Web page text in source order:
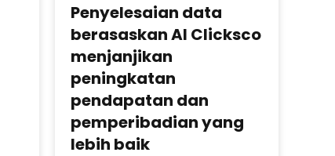
Penyelesaian data
berasaskan AI Clicksco
menjanjikan
peningkatan
pendapatan dan
pemperibadian yang
lebih baik